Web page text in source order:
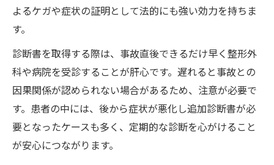
よるケガや症状の証明として法的にも強い効力を持ちま
す。
診断書を取得する際は、事故直後できるだけ早く整形外
科や病院を受診することが肝心です。遅れると事故との
因果関係が認められない場合があるため、注意が必要で
す。患者の中には、後から症状が悪化し追加診断書が必
要となったケースも多く、定期的な診断を心がけること
が安心につながります。